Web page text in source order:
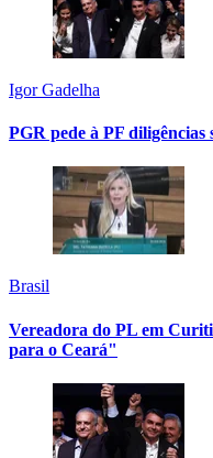
Igor Gadelha
PGR pede à PF
Brasil
Vereadora do PL em
para o Ceará"